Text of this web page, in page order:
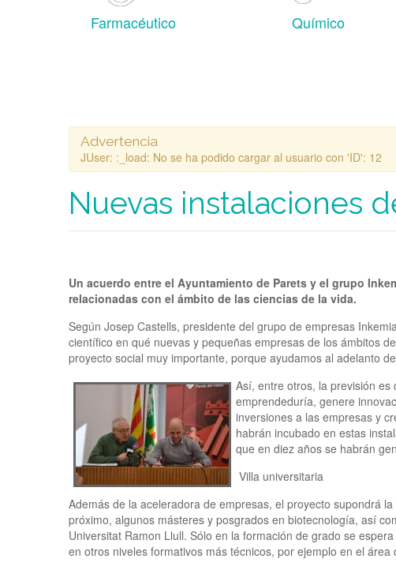
Farmacéutico Químico
Advertencia
JUser: :_load: No se ha podido cargar al usuario con 'ID': 12
Nuevas instalaciones
Un acuerdo entre el Ayuntamiento de Parets y el grupo
relacionadas con el ámbito de las ciencias de la vida.
Según Josep Castells, presidente del grupo de empresas
científico en qué nuevas y pequeñas empresas de los ámbitos
proyecto social muy importante, porque ayudamos al adelanto
Así, entre otros, la previsión
emprendeduría, genere
inversiones a las empresas y
habrán incubado en estas
que en diez años se habrán
Villa universitaria
Además de la aceleradora de empresas, el proyecto supondrá
próximo, algunos másteres y posgrados en biotecnología, así
Universitat Ramon Llull. Sólo en la formación de grado se
en otros niveles formativos más técnicos, por ejemplo en el